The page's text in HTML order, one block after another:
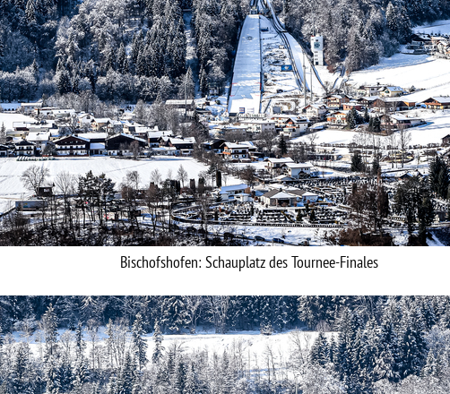
Bischofshofen: Schauplatz des Tournee-Finales